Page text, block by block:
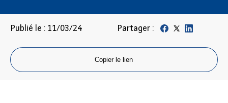
Publié le : 11/03/24 Partager :
Copier le lien